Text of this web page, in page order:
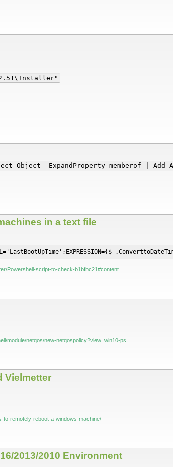
-ExpandProperty memberof | Add-
in a text file
Powershell-script-to-check-b1bfbc21#content
module/netqos/new-netqospolicy?view=win10-ps
Vielmetter
to-remotely-reboot-a-windows-machine/
2013/2010 Environment